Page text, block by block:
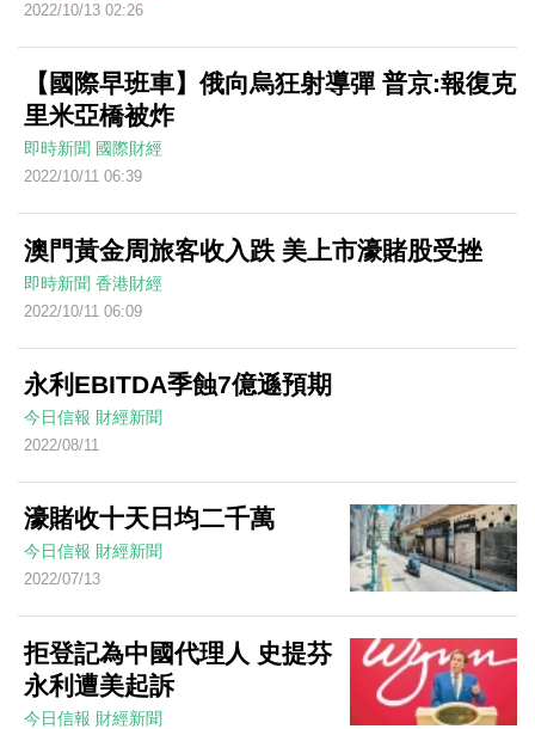
2022/10/13 02:26
【國際早班車】俄向烏狂射導彈 普京:報復克
里米亞橋被炸
即時新聞 國際財經
2022/10/11 06:39
澳門黃金周旅客收入跌 美上市濠賭股受挫
即時新聞 香港財經
2022/10/11 06:09
永利EBITDA季蝕7億遜預期
今日信報 財經新聞
2022/08/11
濠賭收十天日均二千萬
今日信報 財經新聞
2022/07/13
拒登記為中國代理人 史提芬
永利遭美起訴
今日信報 財經新聞